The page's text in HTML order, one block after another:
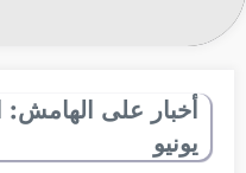
يونيو